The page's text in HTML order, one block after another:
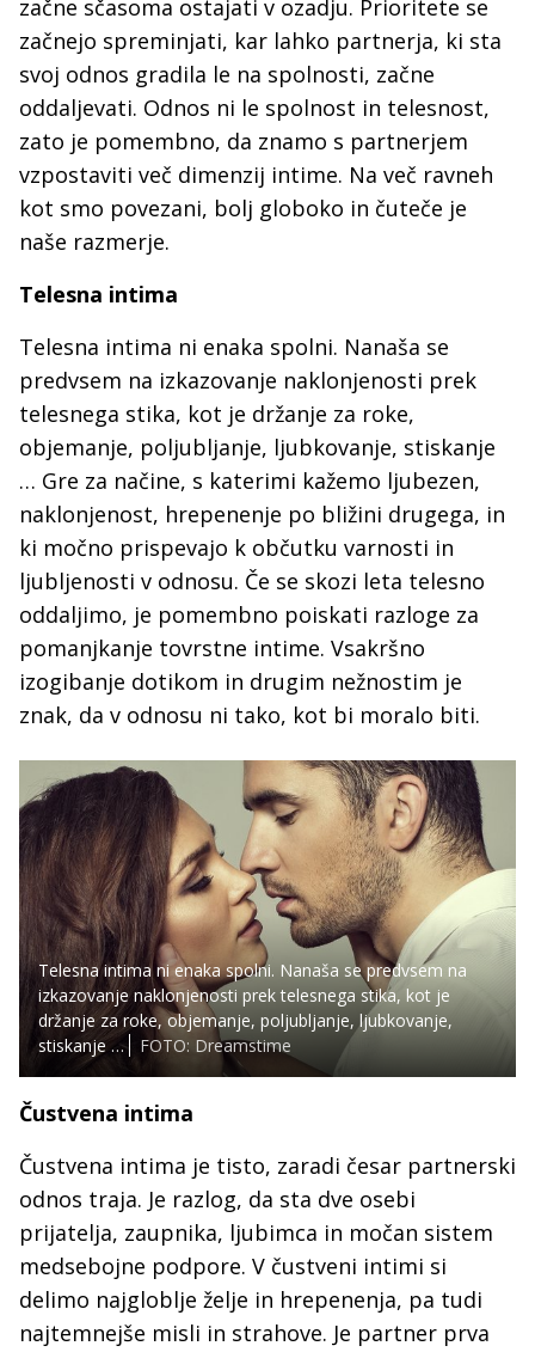
začne sčasoma ostajati v ozadju. Prioritete se
začnejo spreminjati, kar lahko partnerja, ki sta
svoj odnos gradila le na spolnosti, začne
oddaljevati. Odnos ni le spolnost in telesnost,
zato je pomembno, da znamo s partnerjem
vzpostaviti več dimenzij intime. Na več ravneh
kot smo povezani, bolj globoko in čuteče je
naše razmerje.
Telesna intima
Telesna intima ni enaka spolni. Nanaša se
predvsem na izkazovanje naklonjenosti prek
telesnega stika, kot je držanje za roke,
objemanje, poljubljanje, ljubkovanje, stiskanje
… Gre za načine, s katerimi kažemo ljubezen,
naklonjenost, hrepenenje po bližini drugega, in
ki močno prispevajo k občutku varnosti in
ljubljenosti v odnosu. Če se skozi leta telesno
oddaljimo, je pomembno poiskati razloge za
pomanjkanje tovrstne intime. Vsakršno
izogibanje dotikom in drugim nežnostim je
znak, da v odnosu ni tako, kot bi moralo biti.
Telesna intima ni enaka spolni. Nanaša se predvsem na
izkazovanje naklonjenosti prek telesnega stika, kot je
držanje za roke, objemanje, poljubljanje, ljubkovanje,
stiskanje …
FOTO: Dreamstime
Čustvena intima
Čustvena intima je tisto, zaradi česar partnerski
odnos traja. Je razlog, da sta dve osebi
prijatelja, zaupnika, ljubimca in močan sistem
medsebojne podpore. V čustveni intimi si
delimo najgloblje želje in hrepenenja, pa tudi
najtemnejše misli in strahove. Je partner prva